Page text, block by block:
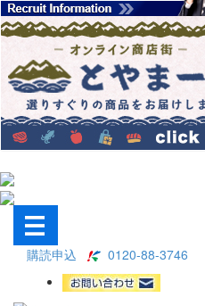
購読申込 0120-88-3746